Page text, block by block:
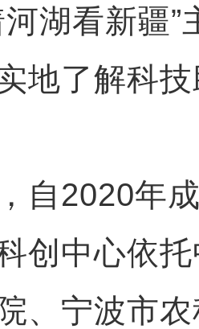
河湖看新疆
地了解科
2020年成
创中心依
、宁波市